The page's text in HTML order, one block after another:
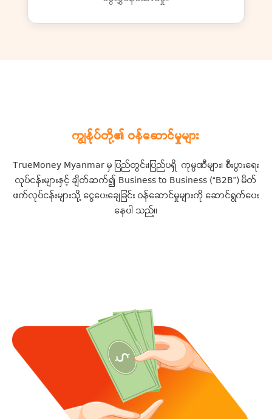
ကျွန်ုပ်တို့၏ ဝန်ဆောင်မှုများ
TrueMoney Myanmar မှ ပြည်တွင်း၊ပြည်ပရှိ ကုမ္ပဏီများ၊ စီးပွားရေး
လုပ်ငန်းများနှင့် ချိတ်ဆက်၍ Business to Business (“B2B”) မိတ်
ဖက်လုပ်ငန်းများသို့ ‌ငွေပေးချေခြင်း ဝန်ဆောင်မှုများကို ဆောင်ရွက်ပေး
နေပါ သည်။